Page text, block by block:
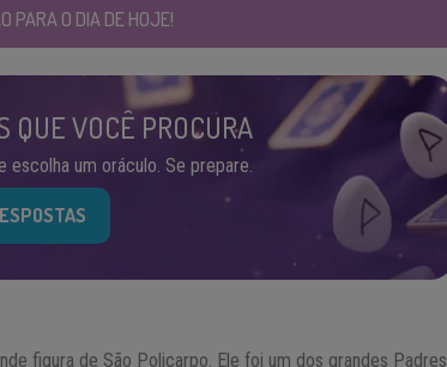
PARA O DIA DE HOJE!
QUE VOCÊ PROCURA
escolha um oráculo. Se prepare.
figura de São Policarpo. Ele foi um dos grandes Padres